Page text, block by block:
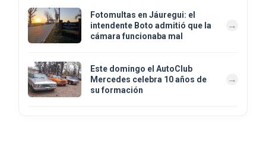
Fotomultas en Jáuregui: el
intendente Boto admitió que la
cámara funcionaba mal
Este domingo el AutoClub
Mercedes celebra 10 años de
su formación